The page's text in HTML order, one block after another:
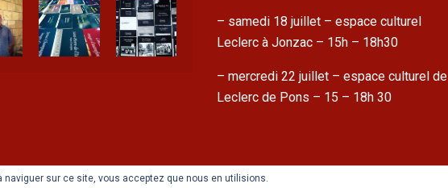
– samedi 18 juillet – espace culturel
Leclerc à Jonzac – 15h – 18h30
– mercredi 22 juillet – espace culturel de
Leclerc de Pons – 15 – 18h 30
sur ce site, vous acceptez que nous en utilisions.